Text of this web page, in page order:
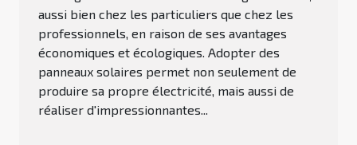
aussi bien chez les particuliers que chez les
professionnels, en raison de ses avantages
économiques et écologiques. Adopter des
panneaux solaires permet non seulement de
produire sa propre électricité, mais aussi de
réaliser d'impressionnantes...